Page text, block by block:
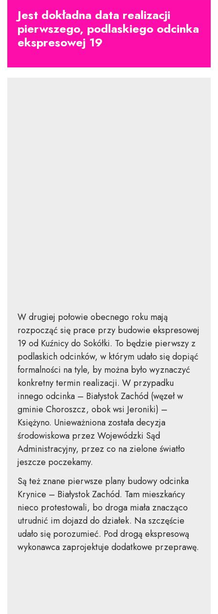
Jest dokładna data realizacji
pierwszego, podlaskiego odcinka
ekspresowej 19
W drugiej połowie obecnego roku mają
rozpocząć się prace przy budowie ekspresowej
19 od Kuźnicy do Sokółki. To będzie pierwszy z
podlaskich odcinków, w którym udało się dopiąć
formalności na tyle, by można było wyznaczyć
konkretny termin realizacji. W przypadku
innego odcinka – Białystok Zachód (węzeł w
gminie Choroszcz, obok wsi Jeroniki) –
Księżyno. Unieważniona została decyzja
środowiskowa przez Wojewódzki Sąd
Administracyjny, przez co na zielone światło
jeszcze poczekamy.
Są też znane pierwsze plany budowy odcinka
Krynice – Białystok Zachód. Tam mieszkańcy
nieco protestowali, bo droga miała znacząco
utrudnić im dojazd do działek. Na szczęście
udało się porozumieć. Pod drogą ekspresową
wykonawca zaprojektuje dodatkowe przeprawę.